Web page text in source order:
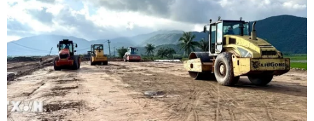
Afghanistan, giá vàng thế giới tăng
14/09/2021 02:27
Khép phiên giao dịch 13/9, giá vàng giao ngay tăng
0,3% lên 1.792,05 USD/ounce, trong khi giá vàng giao
kỳ hạn của Mỹ nhích 0,1% lên 1.794,40 USD/ounce.